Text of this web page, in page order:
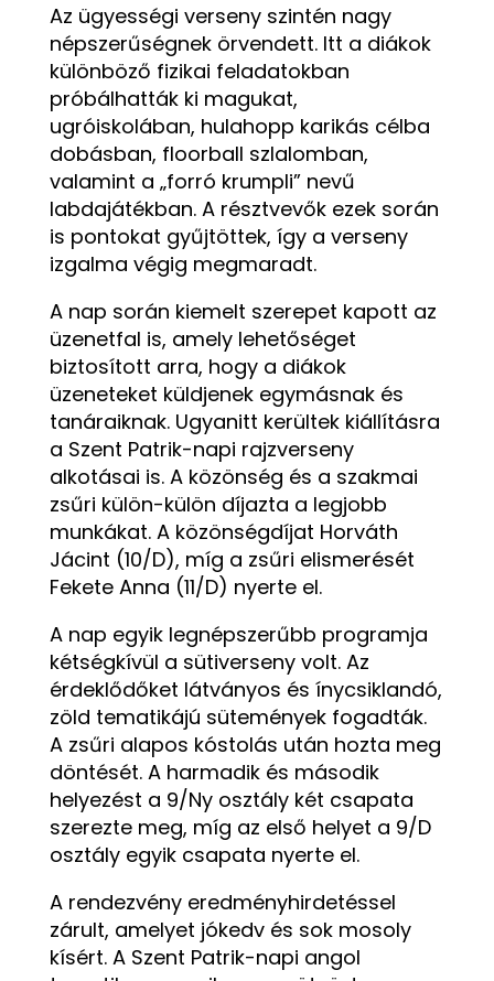
Az ügyességi verseny szintén nagy
népszerűségnek örvendett. Itt a diákok
különböző fizikai feladatokban
próbálhatták ki magukat,
ugróiskolában, hulahopp karikás célba
dobásban, floorball szlalomban,
valamint a „forró krumpli” nevű
labdajátékban. A résztvevők ezek során
is pontokat gyűjtöttek, így a verseny
izgalma végig megmaradt.
A nap során kiemelt szerepet kapott az
üzenetfal is, amely lehetőséget
biztosított arra, hogy a diákok
üzeneteket küldjenek egymásnak és
tanáraiknak. Ugyanitt kerültek kiállításra
a Szent Patrik-napi rajzverseny
alkotásai is. A közönség és a szakmai
zsűri külön-külön díjazta a legjobb
munkákat. A közönségdíjat Horváth
Jácint (10/D), míg a zsűri elismerését
Fekete Anna (11/D) nyerte el.
A nap egyik legnépszerűbb programja
kétségkívül a sütiverseny volt. Az
érdeklődőket látványos és ínycsiklandó,
zöld tematikájú sütemények fogadták.
A zsűri alapos kóstolás után hozta meg
döntését. A harmadik és második
helyezést a 9/Ny osztály két csapata
szerezte meg, míg az első helyet a 9/D
osztály egyik csapata nyerte el.
A rendezvény eredményhirdetéssel
zárult, amelyet jókedv és sok mosoly
kísért. A Szent Patrik-napi angol